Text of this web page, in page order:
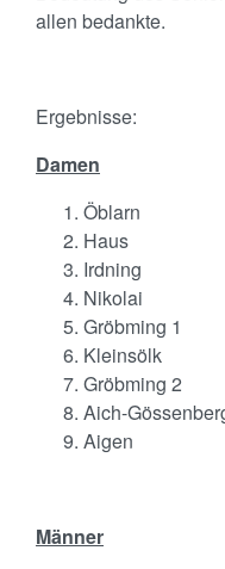
allen bedankte.
Ergebnisse:
Damen
Öblarn
Haus
Irdning
Nikolai
Gröbming 1
Kleinsölk
Gröbming 2
Aich-
Aigen
Männer